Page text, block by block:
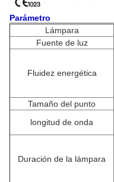
Parámetro
Lámpara
Fuente de luz
Fluidez energética
Tamaño del punto
longitud de onda
Duración de la lámpara